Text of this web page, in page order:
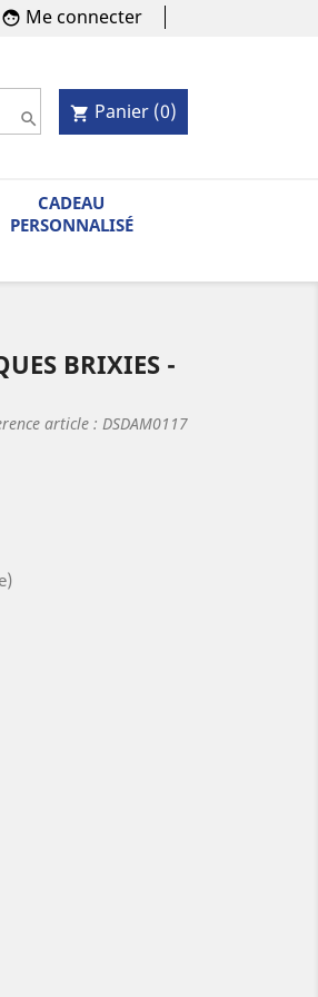
face Me connecter
 shopping_cart Panier (0)
CADEAU
PERSONNALISÉ
BRIXIES -
article : DSDAM0117